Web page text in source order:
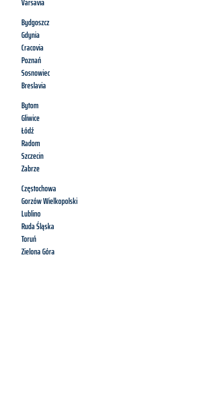
Bydgoszcz
Gdynia
Cracovia
Poznań
Sosnowiec
Breslavia
Bytom
Gliwice
Łódź
Radom
Szczecin
Zabrze
Częstochowa
Gorzów Wielkopolski
Lublino
Ruda Śląska
Toruń
Zielona Góra